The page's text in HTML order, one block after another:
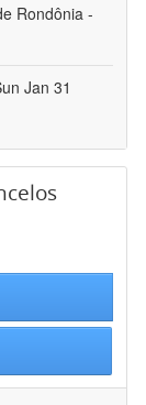
Rondônia -
Jan 31